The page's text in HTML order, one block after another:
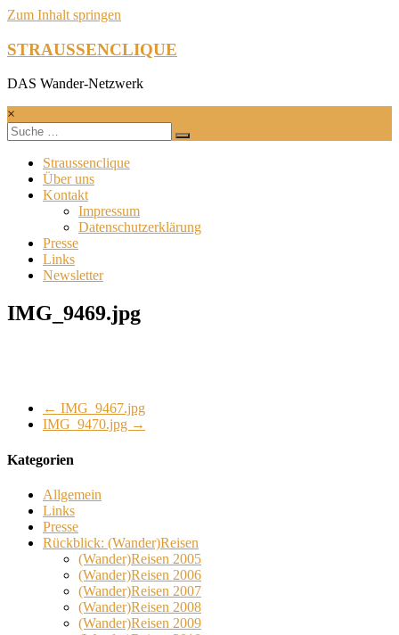
Zum Inhalt springen
STRAUSSENCLIQUE
DAS Wander-Netzwerk
×
Straussenclique
Über uns
Kontakt
Impressum
Datenschutzerklärung
Presse
Links
Newsletter
IMG_9469.jpg
← IMG_9467.jpg
IMG_9470.jpg →
Kategorien
Allgemein
Links
Presse
Rückblick: (Wander)Reisen
(Wander)Reisen 2005
(Wander)Reisen 2006
(Wander)Reisen 2007
(Wander)Reisen 2008
(Wander)Reisen 2009